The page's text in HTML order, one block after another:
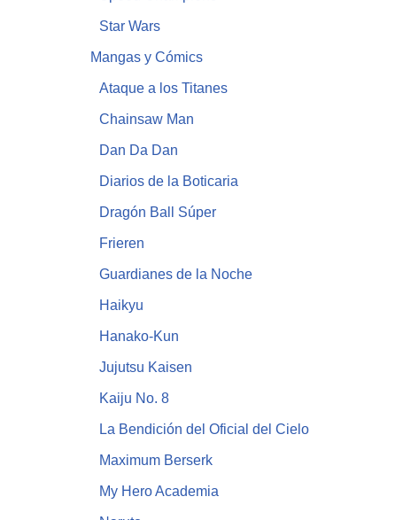
Star Wars
Mangas y Cómics
Ataque a los Titanes
Chainsaw Man
Dan Da Dan
Diarios de la Boticaria
Dragón Ball Súper
Frieren
Guardianes de la Noche
Haikyu
Hanako-Kun
Jujutsu Kaisen
Kaiju No. 8
La Bendición del Oficial del Cielo
Maximum Berserk
My Hero Academia